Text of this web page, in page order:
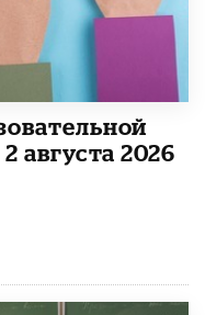
августа 2026